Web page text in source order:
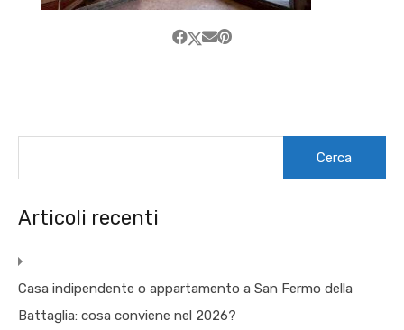
Articoli recenti
Casa indipendente o appartamento a San Fermo della
Battaglia: cosa conviene nel 2026?